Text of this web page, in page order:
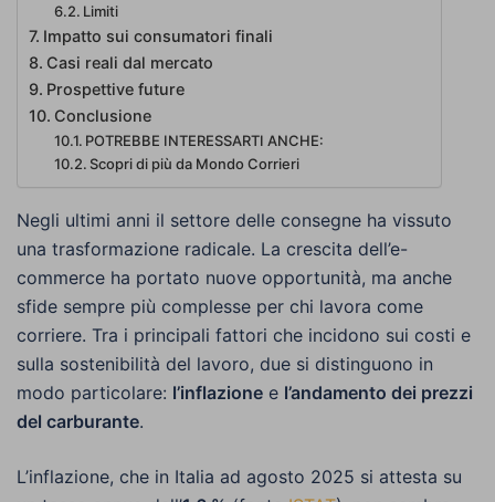
Limiti
Impatto sui consumatori finali
Casi reali dal mercato
Prospettive future
Conclusione
POTREBBE INTERESSARTI ANCHE:
Scopri di più da Mondo Corrieri
Negli ultimi anni il settore delle consegne ha vissuto
una trasformazione radicale. La crescita dell’e-
commerce ha portato nuove opportunità, ma anche
sfide sempre più complesse per chi lavora come
corriere. Tra i principali fattori che incidono sui costi e
sulla sostenibilità del lavoro, due si distinguono in
modo particolare: l’inflazione e l’andamento dei prezzi
del carburante.
L’inflazione, che in Italia ad agosto 2025 si attesta su